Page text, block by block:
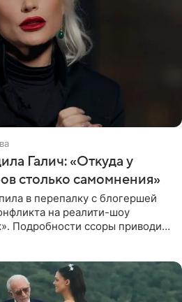
Галич: «Откуда у
столько самомнения»
в перепалку с блогершей
на реалити-шоу
Подробности ссоры приводит